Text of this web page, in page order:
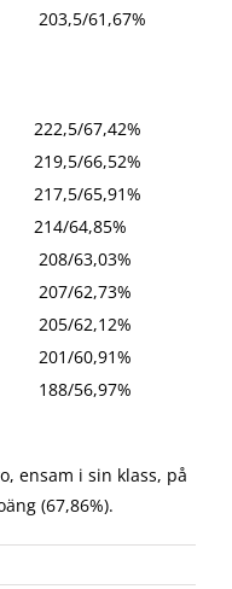
203,5/61,67%
222,5/67,42%
219,5/66,52%
217,5/65,91%
214/64,85%
208/63,03%
207/62,73%
205/62,12%
201/60,91%
188/56,97%
ensam i sin klass, på
(67,86%).